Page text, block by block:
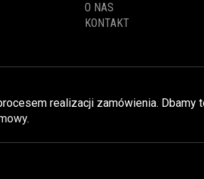
O NAS
KONTAKT
realizacji zamówienia. Dbamy
.